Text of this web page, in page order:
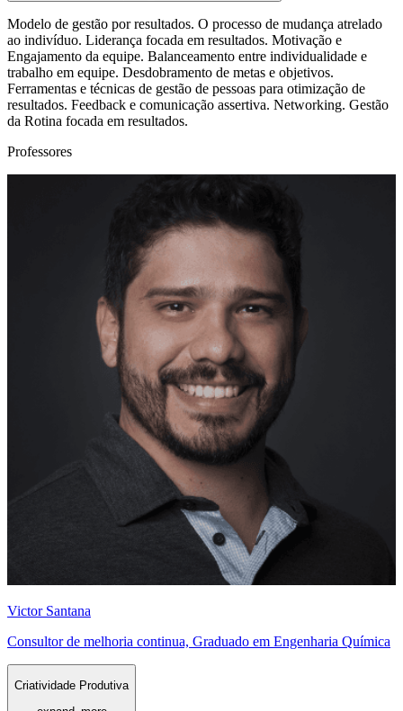
Modelo de gestão por resultados. O processo de mudança atrelado
ao indivíduo. Liderança focada em resultados. Motivação e
Engajamento da equipe. Balanceamento entre individualidade e
trabalho em equipe. Desdobramento de metas e objetivos.
Ferramentas e técnicas de gestão de pessoas para otimização de
resultados. Feedback e comunicação assertiva. Networking. Gestão
da Rotina focada em resultados.
Professores
Victor Santana
Consultor de melhoria continua, Graduado em Engenharia Química
Criatividade Produtiva